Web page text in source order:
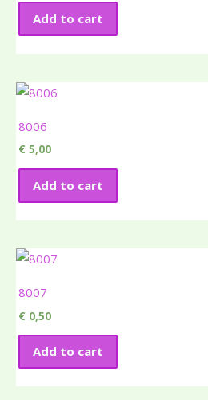
Add to cart
8006
€ 5,00
Add to cart
8007
€ 0,50
Add to cart